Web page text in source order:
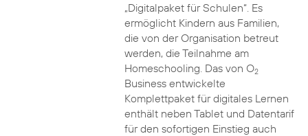
„Digitalpaket für Schulen“. Es
ermöglicht Kindern aus Familien,
die von der Organisation betreut
werden, die Teilnahme am
Homeschooling. Das von O2
Business entwickelte
Komplettpaket für digitales Lernen
enthält neben Tablet und Datentarif
für den sofortigen Einstieg auch